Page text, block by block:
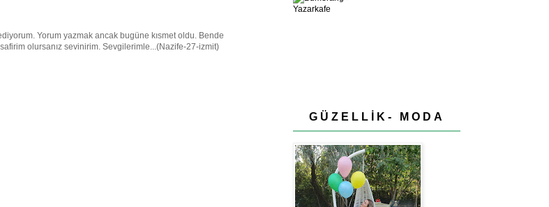
Yorum yazmak ancak bugüne kısmet oldu. Bende
olursanız sevinirim. Sevgilerimle...(Nazife-27-izmit)
GÜZELLİK- MODA